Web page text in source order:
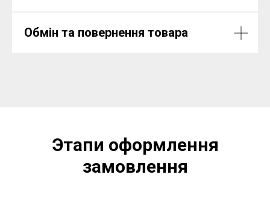
Обмін та повернення товара
Этапи оформлення
замовлення